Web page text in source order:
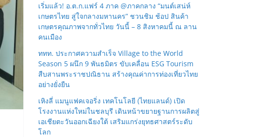
เริ่มแล้ว! อ.ต.ก.แฟร์ 4 ภาค @ภาคกลาง “มนต์เสน่ห์
เกษตรไทย สู่ใจกลางมหานคร” ชวนชิม ช้อป สินค้า
เกษตรคุณภาพจากทั่วไทย วันนี้ – 8 สิงหาคมนี้ ณ ลาน
คนเมือง
ททท. ประกาศความสำเร็จ Village to the World
Season 5 ผนึก 9 พันธมิตร ขับเคลื่อน ESG Tourism
สืบสานพระราชปณิธาน สร้างคุณค่าการท่องเที่ยวไทย
อย่างยั่งยืน
เหิงลี่ แมนูแฟคเจอริ่ง เทคโนโลยี (ไทยแลนด์) เปิด
โรงงานแห่งใหม่ในชลบุรี เดินหน้าขยายฐานการผลิตสู่
เอเชียตะวันออกเฉียงใต้ เสริมแกร่งยุทธศาสตร์ระดับ
โลก